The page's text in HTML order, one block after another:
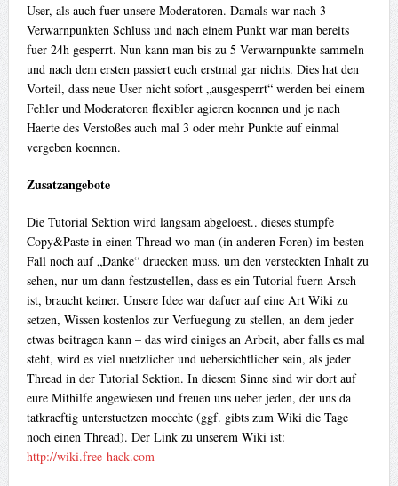
User, als auch fuer unsere Moderatoren. Damals war nach 3
Verwarnpunkten Schluss und nach einem Punkt war man bereits
fuer 24h gesperrt. Nun kann man bis zu 5 Verwarnpunkte sammeln
und nach dem ersten passiert euch erstmal gar nichts. Dies hat den
Vorteil, dass neue User nicht sofort „ausgesperrt“ werden bei einem
Fehler und Moderatoren flexibler agieren koennen und je nach
Haerte des Verstoßes auch mal 3 oder mehr Punkte auf einmal
vergeben koennen.
Zusatzangebote
Die Tutorial Sektion wird langsam abgeloest.. dieses stumpfe
Copy&Paste in einen Thread wo man (in anderen Foren) im besten
Fall noch auf „Danke“ druecken muss, um den versteckten Inhalt zu
sehen, nur um dann festzustellen, dass es ein Tutorial fuern Arsch
ist, braucht keiner. Unsere Idee war dafuer auf eine Art Wiki zu
setzen, Wissen kostenlos zur Verfuegung zu stellen, an dem jeder
etwas beitragen kann – das wird einiges an Arbeit, aber falls es mal
steht, wird es viel nuetzlicher und uebersichtlicher sein, als jeder
Thread in der Tutorial Sektion. In diesem Sinne sind wir dort auf
eure Mithilfe angewiesen und freuen uns ueber jeden, der uns da
tatkraeftig unterstuetzen moechte (ggf. gibts zum Wiki die Tage
noch einen Thread). Der Link zu unserem Wiki ist:
http://wiki.free-hack.com